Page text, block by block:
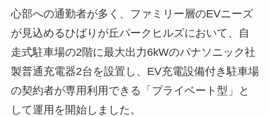
心部への通勤者が多く、ファミリー層のEVニーズ
が見込めるひばりが丘パークヒルズにおいて、自
走式駐車場の2階に最大出力6kWのパナソニック社
製普通充電器2台を設置し、EV充電設備付き駐車場
の契約者が専用利用できる「プライベート型」と
して運用を開始しました。